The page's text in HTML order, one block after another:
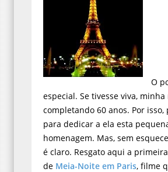
O
especial. Se tivesse viva,
completando 60 anos. Por isso,
para dedicar a ela esta
homenagem. Mas, sem
é claro. Resgato aqui a
de Meia-Noite em Paris, filme